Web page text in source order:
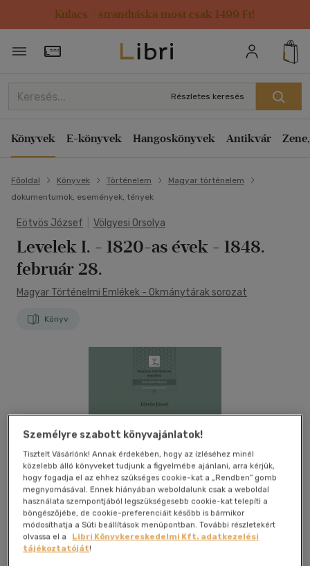
Kulacs / strandtáska most csak 1499 Ft!
Törzsvásárlói Kártya adatai
Részletes keresés
Könyvek E-könyvek Hangoskönyvek Antikvár
Főoldal Könyvek Történelem
Magyar történelem
dokumentumok, események, tények
Eötvös József Völgyesi Orsolya
Levelek I. - 1820-as évek - 1848.
február 28.
Magyar Történelmi Emlékek - Okmánytárak sorozat
Könyv
Személyre szabott könyvajánlatok!
Tisztelt Vásárlónk! Annak érdekében, hogy az ízléséhez minél
közelebb álló könyveket tudjunk a figyelmébe ajánlani, arra kérjük,
hogy fogadja el az ehhez szükséges cookie-kat a „Rendben” gomb
megnyomásával. Ennek hiányában weboldalunk csak a weboldal
használata szempontjából legszükségesebb cookie-kat telepíti a
böngészőjébe, de cookie-preferenciáit később is bármikor
módosíthatja a Süti beállítások menüpontban. További részletekért
olvassa el a
Libri Könyvkereskedelmi Kft. adatkezelési
tájékoztatóját!